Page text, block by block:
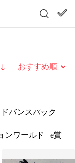
び替え
バンスパック
ンワールド e賞